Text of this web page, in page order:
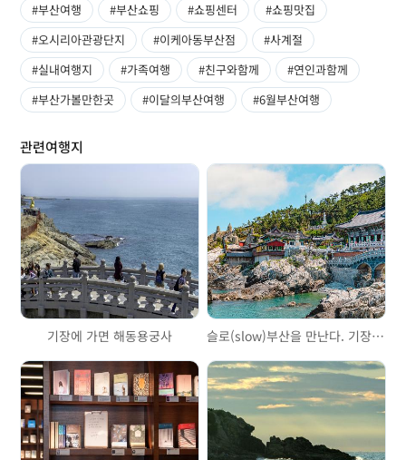
#부산여행 #부산쇼핑 #쇼핑센터
#쇼핑맛집
#오시리아관광단지
#이케아동부산점
#사계절
#실내여행지
#가족여행 #친구와함께
#연인과함께
#부산가볼만한곳
#이달의부산여행 #6월부산여행
관련여행지
기장에 가면 해동용궁사 슬로(slow)부산을 만난다. 기장 해안 산책로 유명 스폿 따라잡기